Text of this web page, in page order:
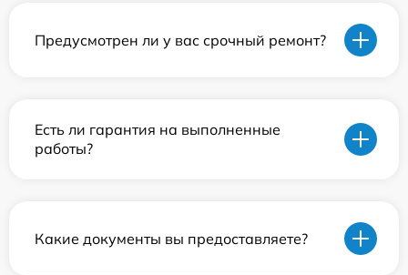
Предусмотрен ли у вас срочный ремонт?
Есть ли гарантия на выполненные
работы?
Какие документы вы предоставляете?